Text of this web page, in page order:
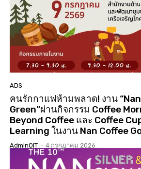
นมัสการสรงน้ำองค์พระบรมสารี
2568 วัดเจดีย์ ต.ดู่ใต้ อ.เมือง จ.
02:07:34
ประกวดเทพีสงกรานต์คิมหันต์ฤ
2568( จัดงาน 14 เมษายน 68 )(
04:23:07
“#เสน่หา #มนตรา #น่านนครา #
ADS
คนรักกาแฟห้ามพลาด! งาน
Green”ผ่านกิจกรรม Coffee
Beyond Coffee และ Coffee
Learning ในงาน Nan Coffee
AdminOIT - 4 กรกฎาคม 2026